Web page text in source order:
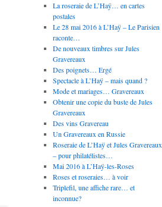
La roseraie de L’Haÿ… en cartes
postales
Le 28 mai 2016 à L’Haÿ – Le Parisien
raconte…
De nouveaux timbres sur Jules
Gravereaux
Des poignets… Ergé
Spectacle à L’Haÿ – mais quand ?
Mode et mariages… Gravereaux
Obtenir une copie du buste de Jules
Gravereaux
Des vins Gravereau
Un Gravereaux en Russie
Roseraie de L’Haÿ et Jules Gravereaux
– pour philatélistes…
Mai 2016 à L’Haÿ-les-Roses
Roses et roseraies… à voir
Triplefil, une affiche rare… et
inconnue?